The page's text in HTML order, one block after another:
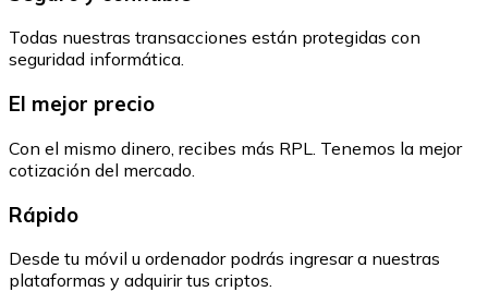
Todas nuestras transacciones están protegidas con
seguridad informática.
El mejor precio
Con el mismo dinero, recibes más RPL. Tenemos la mejor
cotización del mercado.
Rápido
Desde tu móvil u ordenador podrás ingresar a nuestras
plataformas y adquirir tus criptos.